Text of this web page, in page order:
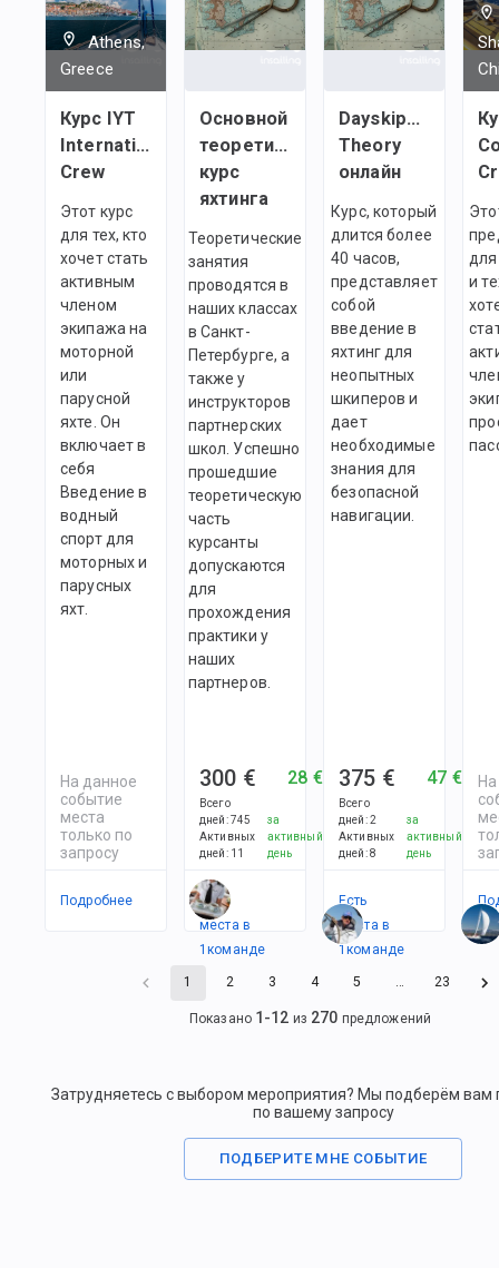
Athens,
Greece
Курс IYT
International
Crew
Этот курс
для тех, кто
хочет стать
активным
членом
экипажа на
моторной
или
парусной
яхте. Он
включает в
себя
Введение в
водный
спорт для
моторных и
парусных
яхт.
На данное
событие
места
только по
запросу
Подробнее
Основной
теоретический
курс
яхтинга
Теоретические
занятия
проводятся в
наших классах
в Санкт-
Петербурге, а
также у
инструкторов
партнерских
школ. Успешно
прошедшие
теоретическую
часть
курсанты
допускаются
для
прохождения
практики у
наших
партнеров.
300 €
Всего
дней:745
Активных
дней: 11
28 €
за
активный
день
Есть
места в
1командe
Dayskipper
Theory
онлайн
Курс, который
длится более
40 часов,
представляет
собой
введение в
яхтинг для
неопытных
шкиперов и
дает
необходимые
знания для
безопасной
навигации.
375 €
Всего
дней:2
Активных
дней:8
47 €
за
активный
день
Есть
места в
1командe
и
1 2 3 4 5 … 23
Показано 1 -12 из 270 предложений
Затрудняетесь с выбором мероприятия? Мы подберём вам
по вашему запросу
ПОДБЕРИТЕ МНЕ СОБЫТИЕ